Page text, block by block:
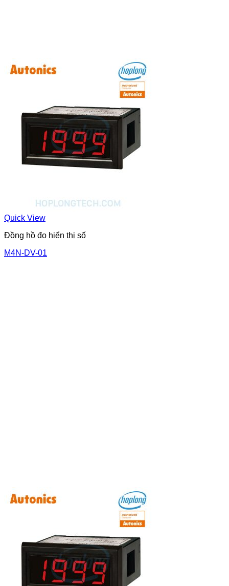
Quick View
Đồng hồ đo hiển thị số
M4N-DV-01